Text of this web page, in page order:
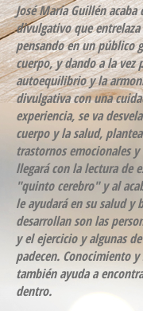
José María Guillén
divulgativo que
pensando en un público
cuerpo, y dando a la vez
autoequilibrio y la
divulgativa con una
experiencia, se va
cuerpo y la salud,
trastornos emocionales
llegará con la lectura de
"quinto cerebro" y al
le ayudará en su salud y
desarrollan son las
y el ejercicio y algunas
padecen. Conocimiento
también ayuda a
dentro.